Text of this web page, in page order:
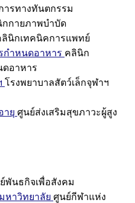
ารทางทันตกรรม
กายภาพบำบัด
ลินิกเทคนิคการแพทย์
กำหนดอาหาร คลินิก
อาหาร
โรงพยาบาลสัตว์เล็กจุฬาฯ
ายุ ศูนย์ส่งเสริมสุขภาวะผู้สูง
พันธกิจเพื่อสังคม
หาวิทยาลัย ศูนย์กีฬาแห่ง